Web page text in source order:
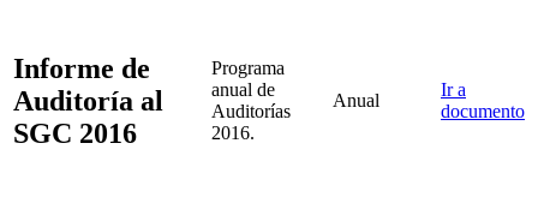
Informe de
Auditoría al
SGC 2016
Programa
anual de
Auditorías
2016.
Anual
Ir a
documento